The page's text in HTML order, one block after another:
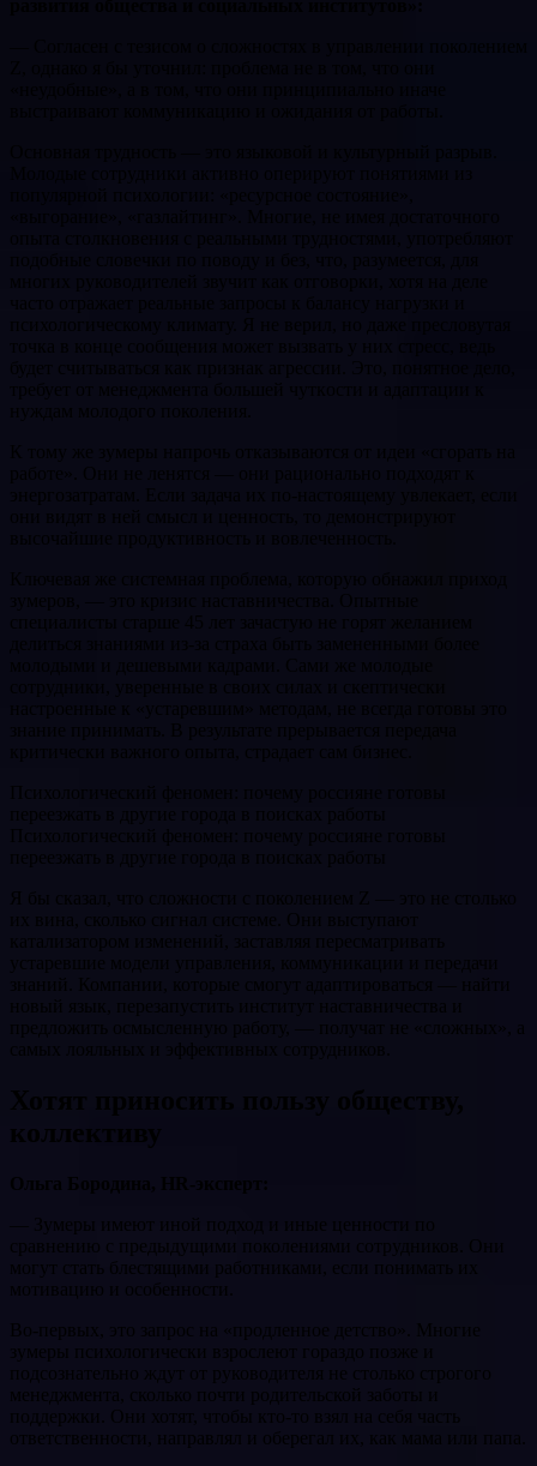
коллективу
Ольга Бородина, HR-эксперт:
— Зумеры имеют иной подход и иные ценности по
сравнению с предыдущими поколениями сотрудников. Они
могут стать блестящими работниками, если понимать их
мотивацию и особенности.
Во-первых, это запрос на «продленное детство». Многие
зумеры психологически взрослеют гораздо позже и
подсознательно ждут от руководителя не столько строгого
менеджмента, сколько почти родительской заботы и
поддержки. Они хотят, чтобы кто-то взял на себя часть
ответственности, направлял и оберегал их, как мама или папа.